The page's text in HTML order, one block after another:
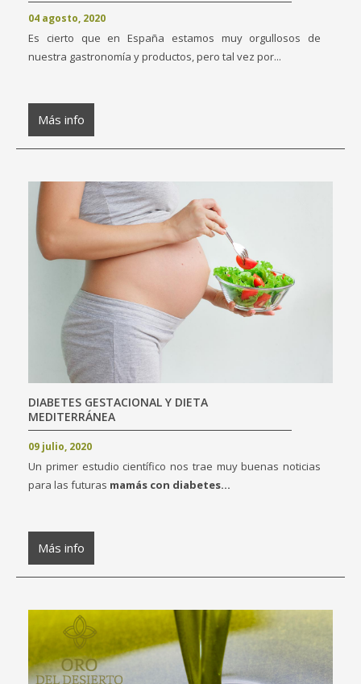
04 agosto, 2020
Es cierto que en España estamos muy orgullosos de
nuestra gastronomía y productos, pero tal vez por...
Más info
DIABETES GESTACIONAL Y DIETA
MEDITERRÁNEA
09 julio, 2020
Un primer estudio científico nos trae muy buenas noticias
para las futuras mamás con diabetes...
Más info